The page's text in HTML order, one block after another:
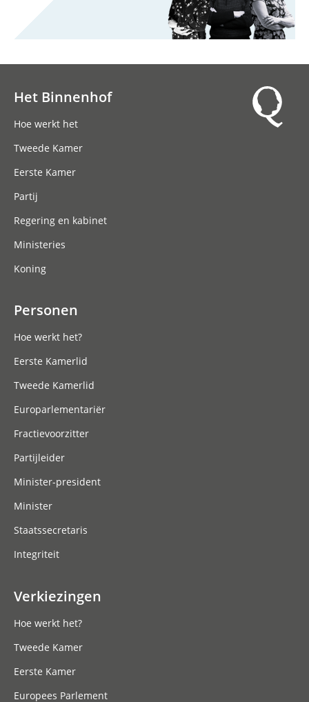
Het Binnenhof
Hoe werkt het
Tweede Kamer
Eerste Kamer
Partij
Regering en kabinet
Ministeries
Koning
Personen
Hoe werkt het?
Eerste Kamerlid
Tweede Kamerlid
Europarlementariër
Fractievoorzitter
Partijleider
Minister-president
Minister
Staatssecretaris
Integriteit
Verkiezingen
Hoe werkt het?
Tweede Kamer
Eerste Kamer
Europees Parlement